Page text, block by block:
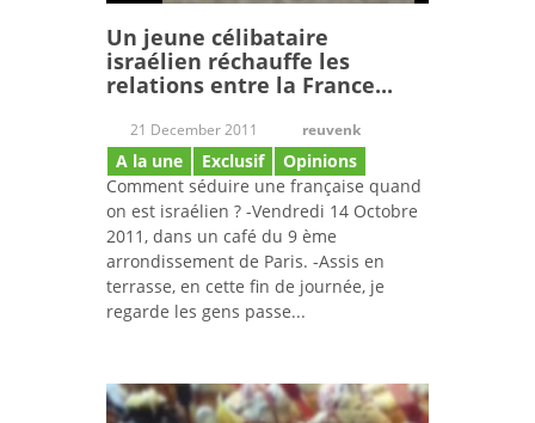
Un jeune célibataire
israélien réchauffe les
relations entre la France...
21 December 2011 reuvenk
A la une Exclusif
Opinions
Comment séduire une française quand
on est israélien ? -Vendredi 14 Octobre
2011, dans un café du 9 ème
arrondissement de Paris. -Assis en
terrasse, en cette fin de journée, je
regarde les gens passe...